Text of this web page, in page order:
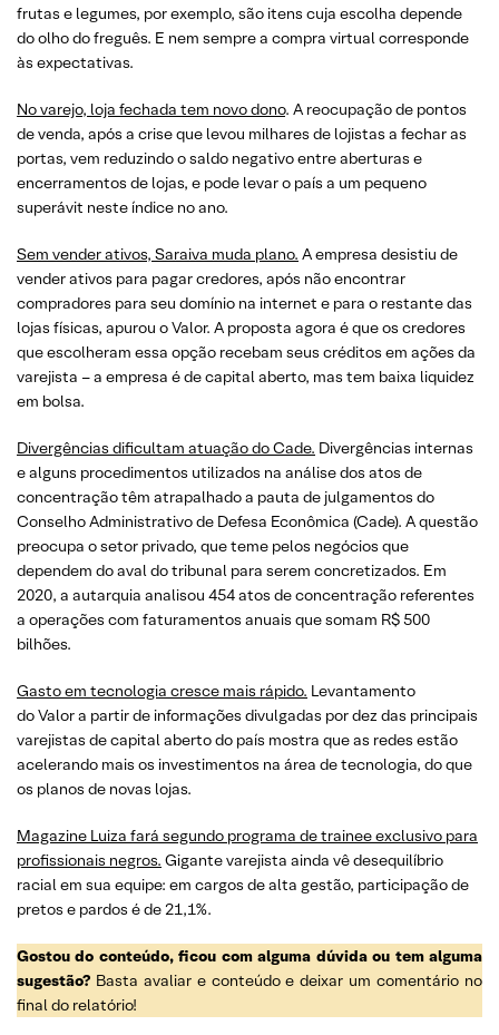
frutas e legumes, por exemplo, são itens cuja escolha depende
do olho do freguês. E nem sempre a compra virtual corresponde
às expectativas.
No varejo, loja fechada tem novo dono. A reocupação de pontos
de venda, após a crise que levou milhares de lojistas a fechar as
portas, vem reduzindo o saldo negativo entre aberturas e
encerramentos de lojas, e pode levar o país a um pequeno
superávit neste índice no ano.
Sem vender ativos, Saraiva muda plano. A empresa desistiu de
vender ativos para pagar credores, após não encontrar
compradores para seu domínio na internet e para o restante das
lojas físicas, apurou o Valor. A proposta agora é que os credores
que escolheram essa opção recebam seus créditos em ações da
varejista – a empresa é de capital aberto, mas tem baixa liquidez
em bolsa.
Divergências dificultam atuação do Cade. Divergências internas
e alguns procedimentos utilizados na análise dos atos de
concentração têm atrapalhado a pauta de julgamentos do
Conselho Administrativo de Defesa Econômica (Cade). A questão
preocupa o setor privado, que teme pelos negócios que
dependem do aval do tribunal para serem concretizados. Em
2020, a autarquia analisou 454 atos de concentração referentes
a operações com faturamentos anuais que somam R$ 500
bilhões.
Gasto em tecnologia cresce mais rápido. Levantamento
do Valor a partir de informações divulgadas por dez das principais
varejistas de capital aberto do país mostra que as redes estão
acelerando mais os investimentos na área de tecnologia, do que
os planos de novas lojas.
Magazine Luiza fará segundo programa de trainee exclusivo para
profissionais negros. Gigante varejista ainda vê desequilíbrio
racial em sua equipe: em cargos de alta gestão, participação de
pretos e pardos é de 21,1%.
Gostou do conteúdo, ficou com alguma dúvida ou tem alguma
sugestão? Basta avaliar e conteúdo e deixar um comentário no
final do relatório!